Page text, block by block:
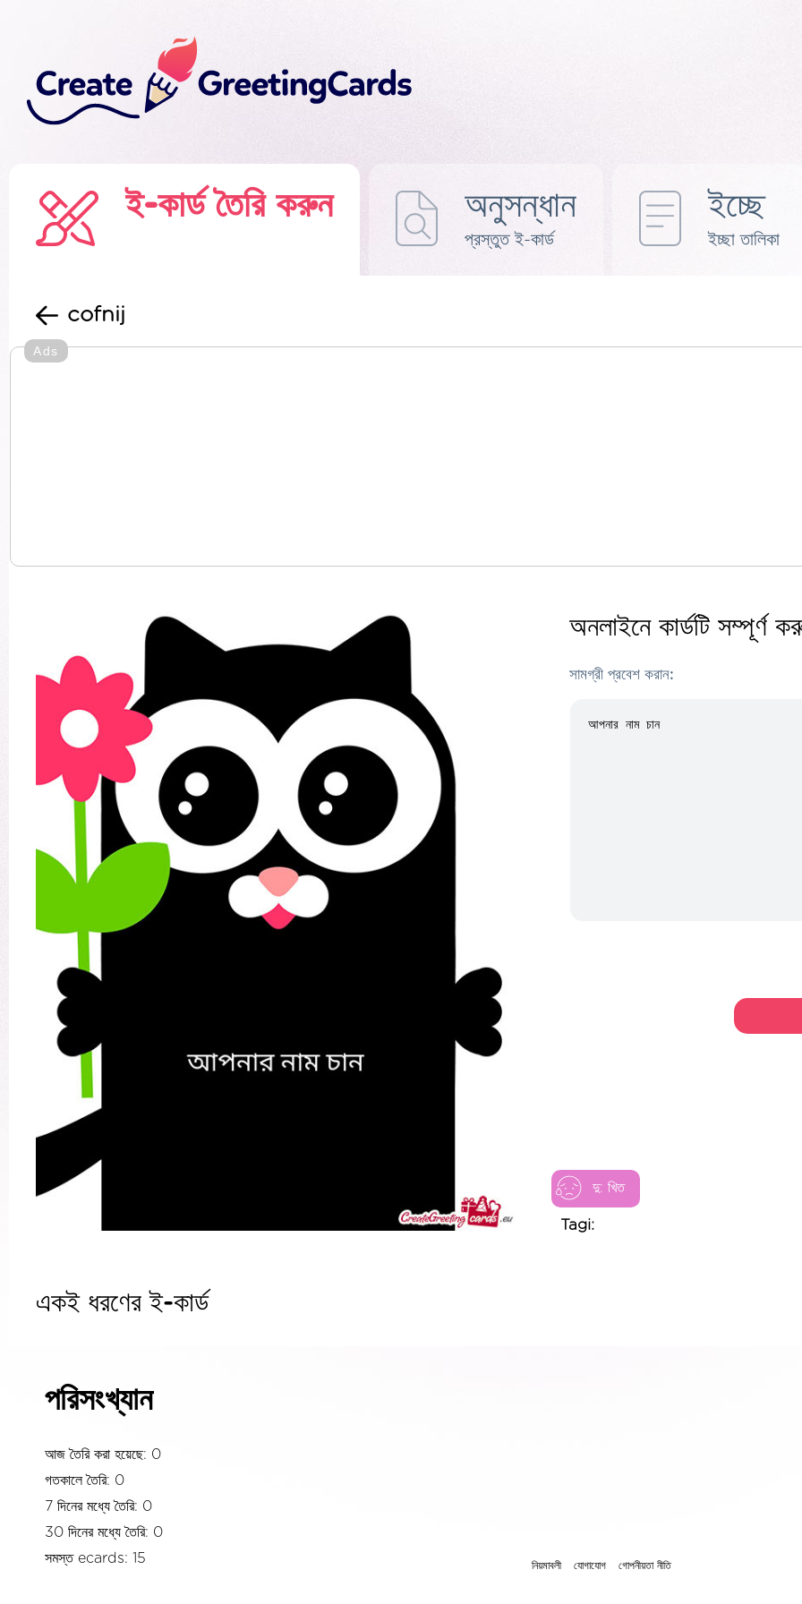
ই-কার্ড তৈরি করুন অনুসন্ধান
প্রস্তুত ই-কার্ড
ইচ্ছে
ইচ্ছা তালিকা
cofnij
Ads
অনলাইনে কার্ডটি সম্পূর্ণ
সামগ্রী প্রবেশ করান:
দু: খিত
Tagi:
একই ধরণের ই-কার্ড
পরিসংখ্যান
আজ তৈরি করা হয়েছে: 0
গতকালে তৈরি: 0
7 দিনের মধ্যে তৈরি: 0
30 দিনের মধ্যে তৈরি: 0
সমস্ত ecards: 15
নিয়মাবলী যোগাযোগ গোপনীয়তা নীতি